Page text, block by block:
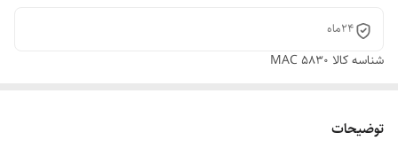
24ماه
شناسه کالا MAC 5830
توضیحات